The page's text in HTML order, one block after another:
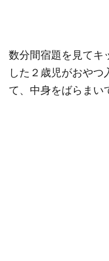
数分間宿題を見てキ
した２歳児がおや
て、中身をばらまい